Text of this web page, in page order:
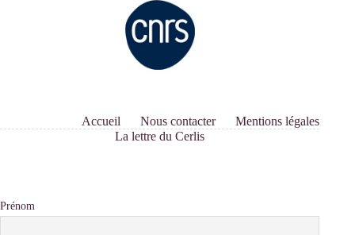
Accueil Nous contacter
Mentions légales
La lettre du Cerlis
Prénom